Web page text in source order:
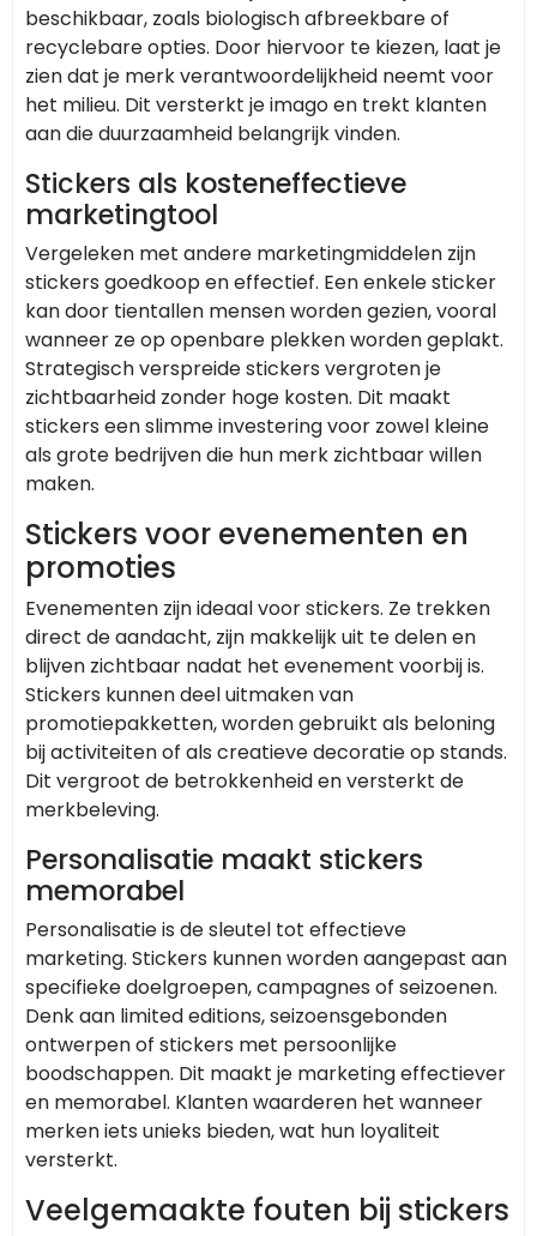
beschikbaar, zoals biologisch afbreekbare of
recyclebare opties. Door hiervoor te kiezen, laat je
zien dat je merk verantwoordelijkheid neemt voor
het milieu. Dit versterkt je imago en trekt klanten
aan die duurzaamheid belangrijk vinden.
Stickers als kosteneffectieve
marketingtool
Vergeleken met andere marketingmiddelen zijn
stickers goedkoop en effectief. Een enkele sticker
kan door tientallen mensen worden gezien, vooral
wanneer ze op openbare plekken worden geplakt.
Strategisch verspreide stickers vergroten je
zichtbaarheid zonder hoge kosten. Dit maakt
stickers een slimme investering voor zowel kleine
als grote bedrijven die hun merk zichtbaar willen
maken.
Stickers voor evenementen en
promoties
Evenementen zijn ideaal voor stickers. Ze trekken
direct de aandacht, zijn makkelijk uit te delen en
blijven zichtbaar nadat het evenement voorbij is.
Stickers kunnen deel uitmaken van
promotiepakketten, worden gebruikt als beloning
bij activiteiten of als creatieve decoratie op stands.
Dit vergroot de betrokkenheid en versterkt de
merkbeleving.
Personalisatie maakt stickers
memorabel
Personalisatie is de sleutel tot effectieve
marketing. Stickers kunnen worden aangepast aan
specifieke doelgroepen, campagnes of seizoenen.
Denk aan limited editions, seizoensgebonden
ontwerpen of stickers met persoonlijke
boodschappen. Dit maakt je marketing effectiever
en memorabel. Klanten waarderen het wanneer
merken iets unieks bieden, wat hun loyaliteit
versterkt.
Veelgemaakte fouten bij stickers